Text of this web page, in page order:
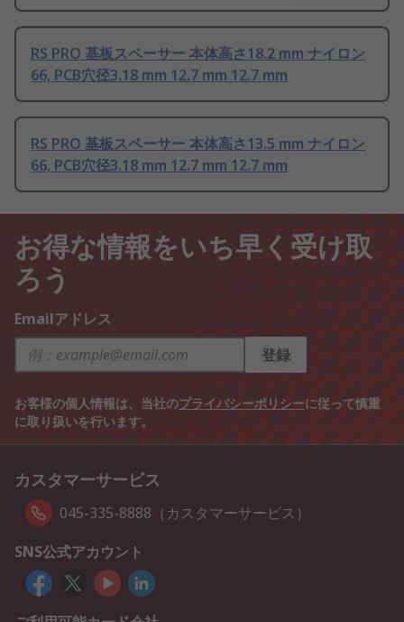
RS PRO 基板スペーサー 本体高さ18.2 mm ナイロン
66, PCB穴径3.18 mm 12.7 mm 12.7 mm
RS PRO 基板スペーサー 本体高さ13.5 mm ナイロン
66, PCB穴径3.18 mm 12.7 mm 12.7 mm
お得な情報をいち早く受け取
ろう
Emailアドレス
登録
お客様の個人情報は、当社のプライバシーポリシーに従って慎重
に取り扱いを行います。
カスタマーサービス
045-335-8888（カスタマーサービス）
SNS公式アカウント